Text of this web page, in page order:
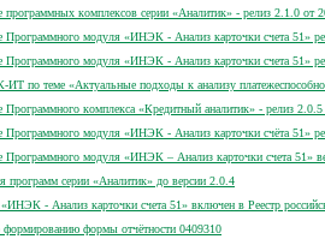
комплексов серии «Аналитик» - релиз 2.1.0 от
модуля «ИНЭК - Анализ карточки счета 51»
модуля «ИНЭК - Анализ карточки счета 51»
по теме «Актуальные подходы к анализу
комплекса «Кредитный аналитик» - релиз
модуля «ИНЭК - Анализ карточки счёта 51»
модуля «ИНЭК – Анализ карточки счета 51»
серии «Аналитик» до версии 2.0.4
- Анализ карточки счета 51» включен в Реестр
формы отчётности 0409310